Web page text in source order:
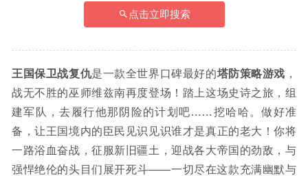
点击立即搜索
王国保卫战复仇是一款全世界口碑最好的塔防策略游戏 ，
战无不胜的巫师维兹南再度登场！踏上这场史诗之旅，组
建军队，去履行他那阴险的计划吧……挖哈哈。做好准
备，让王国境内的臣民见识见识谁才是真正的老大！你将
一路浴血奋战，征服新旧疆土，迎战各大帝国的劲敌，与
强悍绝伦的头目们展开死斗——一切尽在这款充满幽默与